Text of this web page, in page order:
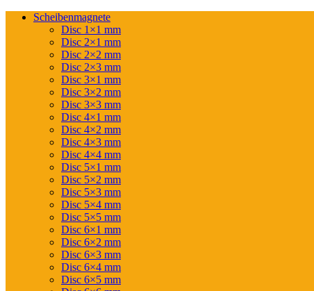
Scheibenmagnete
Disc 1×1 mm
Disc 2×1 mm
Disc 2×2 mm
Disc 2×3 mm
Disc 3×1 mm
Disc 3×2 mm
Disc 3×3 mm
Disc 4×1 mm
Disc 4×2 mm
Disc 4×3 mm
Disc 4×4 mm
Disc 5×1 mm
Disc 5×2 mm
Disc 5×3 mm
Disc 5×4 mm
Disc 5×5 mm
Disc 6×1 mm
Disc 6×2 mm
Disc 6×3 mm
Disc 6×4 mm
Disc 6×5 mm